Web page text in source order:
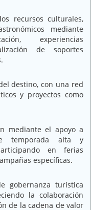
recursos culturales,
mediante
experiencias
de soportes
destino, con una red
y proyectos como
mediante el apoyo a
temporada alta y
en ferias
específicas.
gobernanza turística
la colaboración
de la cadena de valor